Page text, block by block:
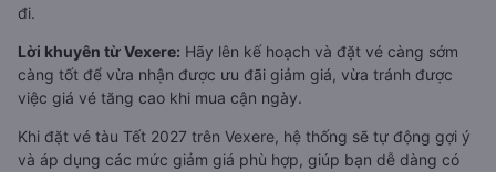
đi.
Lời khuyên từ Vexere: Hãy lên kế hoạch và đặt vé càng sớm
càng tốt để vừa nhận được ưu đãi giảm giá, vừa tránh được
việc giá vé tăng cao khi mua cận ngày.
Khi đặt vé tàu Tết 2027 trên Vexere, hệ thống sẽ tự động gợi ý
và áp dụng các mức giảm giá phù hợp, giúp bạn dễ dàng có